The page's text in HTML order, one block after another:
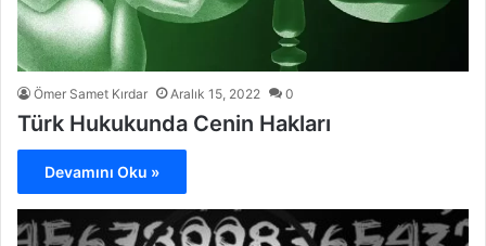
Ömer Samet Kırdar Aralık 15, 2022 0
Türk Hukukunda Cenin Hakları
Devamını Oku »